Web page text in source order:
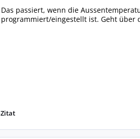
Das passiert, wenn die
programmiert/eingestellt ist. Geht über
Zitat